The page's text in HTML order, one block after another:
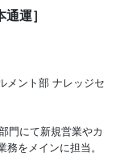
運］
メント部 ナレッジセ
門にて新規営業やカ
務をメインに担当。